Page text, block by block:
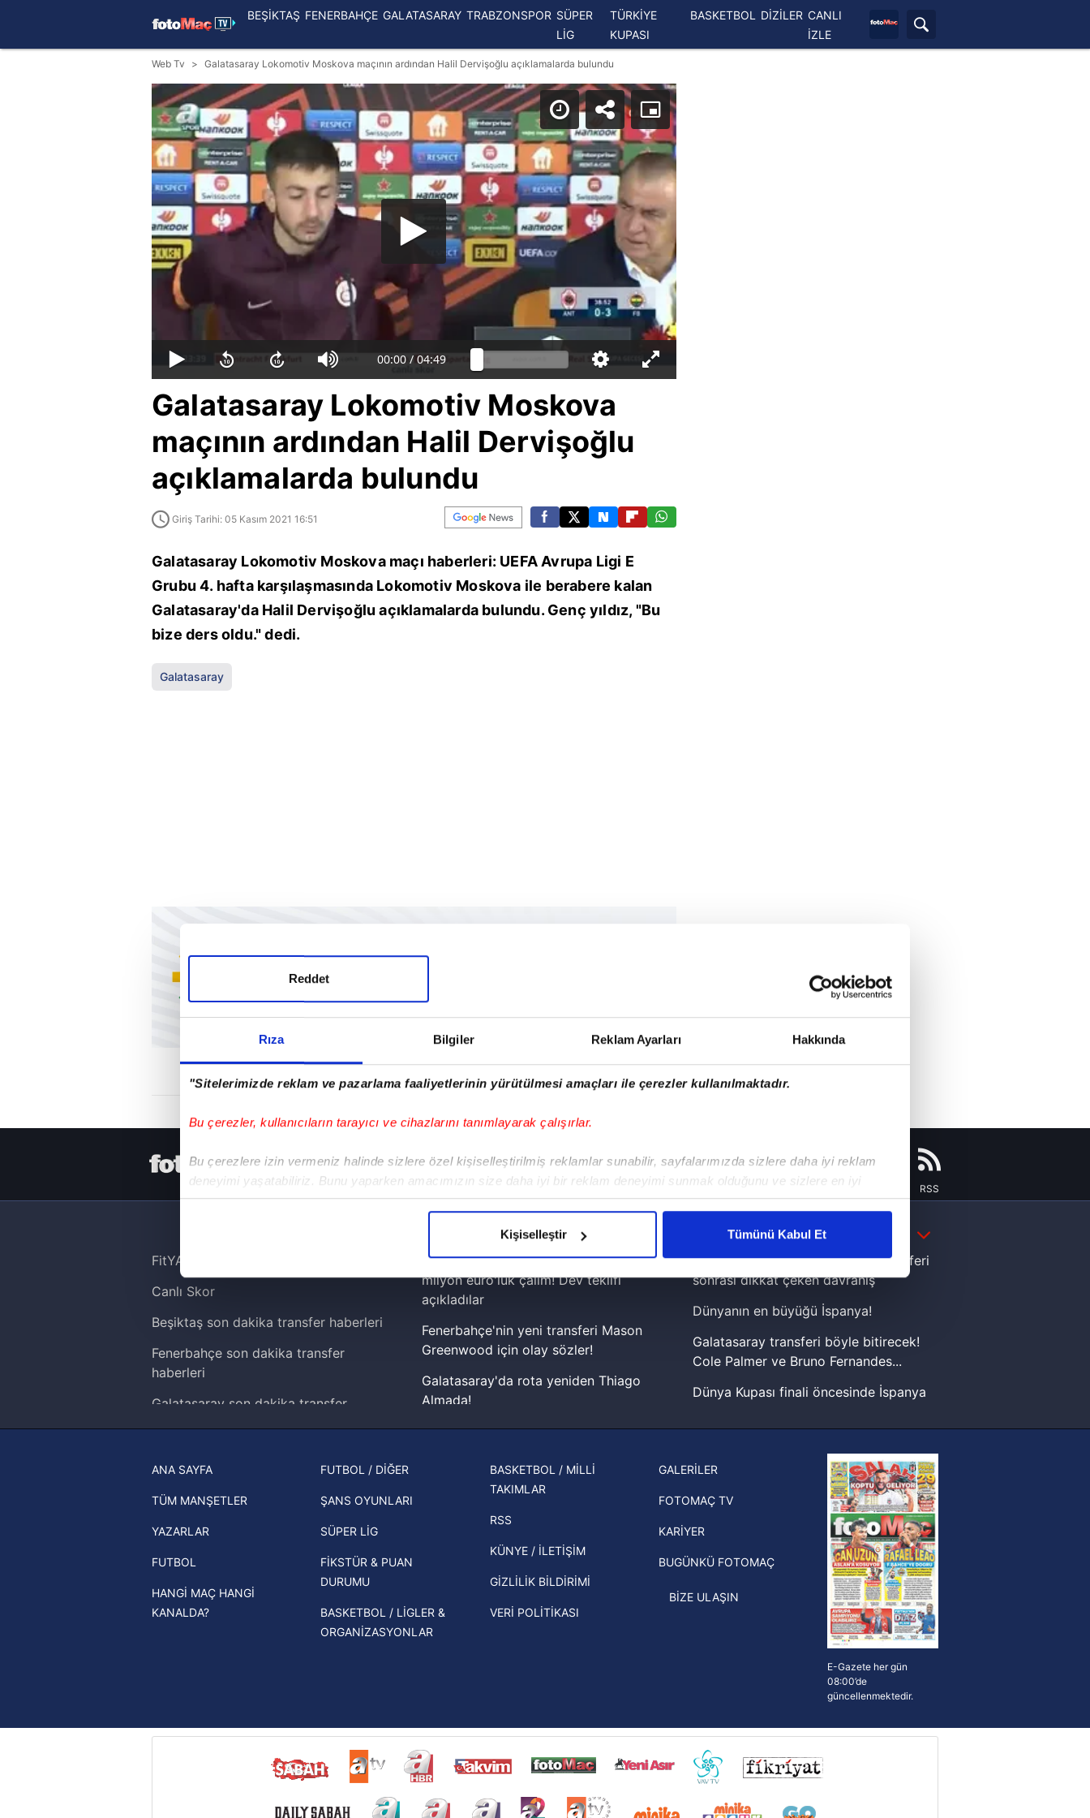
Rıza Bilgiler Reklam Ayarları Hakkında
"Sitelerimizde reklam ve pazarlama faaliyetlerinin yürütülmesi amaçları ile çerezler kullanılmaktadır.
Bu çerezler, kullanıcıların tarayıcı ve cihazlarını tanımlayarak çalışırlar.
Bu çerezlere izin vermeniz halinde sizlere özel kişiselleştirilmiş reklamlar sunabilir, sayfalarımızda sizlere daha iyi reklam
deneyimi yaşatabiliriz. Bunu yaparken amacımızın size daha iyi bir reklam deneyimi sunmak olduğunu ve sizlere en iyi
içerikleri sunabilmek adına elimizden gelen çabayı gösterdiğimizi ve bu noktada, reklamların maliyetlerimizi karşılamak
Her halükârda, kullanıcılar, bu çerezlere izin vermedikleri takdirde, kullanıcılara hedefli reklamlar gösterilmeyecektir."
Sizlere daha iyi bir hizmet sunabilmek için İnternet Sitemizde kendimize ve üçüncü kişilere ait çerezler kullanılmaktadır. Bu
çerezler vasıtasıyla çeşitli kişisel verileriniz işlenmekte olup gerekli olan çerezler bilgi toplumu hizmetlerinin sunulması
amacıyla kullanılmaktadır. Diğer çerezler, sitemizin daha işlevsel kılınması ve kişiselleştirilmesi ve sizlere yönelik
reklam/pazarlama faaliyetlerinin yapılması, amaçlarıyla sınırlı olarak açık rızanız dahilinde kullanılacaktır.
Çerezlere ilişkin tercihlerinizi aşağıda yer alan panel vasıtasıyla belirleyebilirsiniz. Çerezlere ilişkin detaylı bilgi için Ayarlar
6698 sayılı Kişisel Verilerin Korunması Kanunu uyarınca hazırlanmış Aydınlatma Metnimizi okumak ve sitemizde ilgili
mevzuata uygun olarak kullanılan çerezlerle ilgili bilgi almak için lütfentıklayınız
Reddet
Kişiselleştir Tümünü Kabul Et
BEŞİKTAŞ FENERBAHÇE GALATASARAY TRABZONSPOR SÜPER
LİG
TÜRKİYE
KUPASI
BASKETBOL DİZİLER CANLI
İZLE
Web Tv Galatasaray Lokomotiv Moskova maçının ardından Halil Dervişoğlu açıklamalarda bulundu
00:00 / 04:49
Galatasaray Lokomotiv Moskova
maçının ardından Halil Dervişoğlu
açıklamalarda bulundu
Giriş Tarihi: 05 Kasım 2021 16:51
Galatasaray Lokomotiv Moskova maçı haberleri: UEFA Avrupa Ligi E
Grubu 4. hafta karşılaşmasında Lokomotiv Moskova ile berabere kalan
Galatasaray'da Halil Dervişoğlu açıklamalarda bulundu. Genç yıldız, "Bu
bize ders oldu." dedi.
Galatasaray
HER YERDE!
RSS
DAHA FAZLA
FitYAŞA
Canlı Skor
Beşiktaş son dakika transfer haberleri
Fenerbahçe son dakika transfer
haberleri
Galatasaray son dakika transfer
haberleri
Trendyol Süper Lig haberleri
Ziraat Türkiye Kupası haberleri
UEFA Şampiyonlar Ligi haberleri
UEFA Avrupa Ligi haberleri
UEFA Konferans Ligi haberleri
Fenerbahçe'den Galatasaray'a 60
milyon euro'luk çalım! Dev teklifi
açıkladılar
Fenerbahçe'nin yeni transferi Mason
Greenwood için olay sözler!
Galatasaray'da rota yeniden Thiago
Almada!
Fenerbahçe'nin Şampiyonlar Ligi'nde
Zabrze'yi elerlerse...
basından gündem olan manşetler!
Beşiktaş'ın UEFA Avrupa Ligi'nde 3. Ön
Lamine Yamal'dan Dünya Kupası zaferi
sonrası dikkat çeken davranış
Dünyanın en büyüğü İspanya!
Galatasaray transferi böyle bitirecek!
Cole Palmer ve Bruno Fernandes...
Dünya Kupası finali öncesinde İspanya
şampiyonluk yüzüğü verilecek
Hernan Crespo, Meksika Ligi
ekiplerinden Atlas'ın yeni teknik
direktörü oldu
ANA SAYFA
TÜM MANŞETLER
YAZARLAR
FUTBOL
HANGİ MAÇ HANGİ
KANALDA?
FUTBOL / DİĞER
ŞANS OYUNLARI
SÜPER LİG
FİKSTÜR & PUAN
DURUMU
BASKETBOL / LİGLER &
ORGANİZASYONLAR
BASKETBOL / MİLLİ
TAKIMLAR
RSS
KÜNYE / İLETİŞİM
GİZLİLİK BİLDİRİMİ
VERİ POLİTİKASI
GALERİLER
FOTOMAÇ TV
KARİYER
BUGÜNKÜ FOTOMAÇ
BİZE ULAŞIN
E-Gazete her gün
08:00’de
güncellenmektedir.